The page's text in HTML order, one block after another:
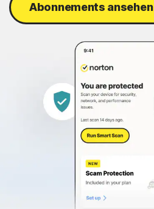
Abonnements ansehen